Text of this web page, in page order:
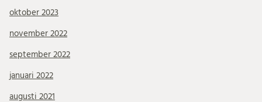
oktober 2023
november 2022
september 2022
januari 2022
augusti 2021